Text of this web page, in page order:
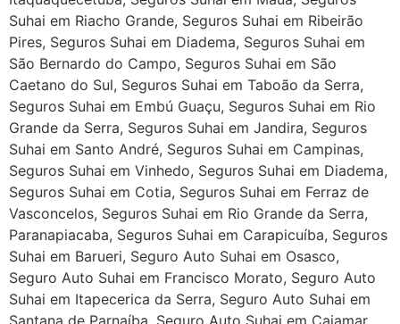
Suhai em Riacho Grande, Seguros Suhai em Ribeirão
Pires, Seguros Suhai em Diadema, Seguros Suhai em
São Bernardo do Campo, Seguros Suhai em São
Caetano do Sul, Seguros Suhai em Taboão da Serra,
Seguros Suhai em Embú Guaçu, Seguros Suhai em Rio
Grande da Serra, Seguros Suhai em Jandira, Seguros
Suhai em Santo André, Seguros Suhai em Campinas,
Seguros Suhai em Vinhedo, Seguros Suhai em Diadema,
Seguros Suhai em Cotia, Seguros Suhai em Ferraz de
Vasconcelos, Seguros Suhai em Rio Grande da Serra,
Paranapiacaba, Seguros Suhai em Carapicuíba, Seguros
Suhai em Barueri, Seguro Auto Suhai em Osasco,
Seguro Auto Suhai em Francisco Morato, Seguro Auto
Suhai em Itapecerica da Serra, Seguro Auto Suhai em
Santana de Parnaíba, Seguro Auto Suhai em Cajamar,